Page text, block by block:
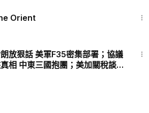
Orient
放狠話 美軍F35密集部署；協議
相 中東三國抱團；美加關稅談判
點【今日看點】